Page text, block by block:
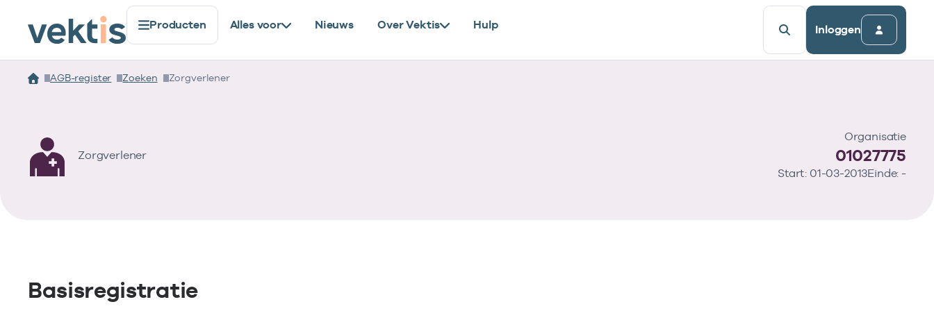
Producten Alles voor Nieuws Over Vektis Hulp Inloggen
AGB-register Zoeken Zorgverlener
Zorgverlener
Organisatie
01027775
Start: 01-03-2013Einde: -
Basisregistratie